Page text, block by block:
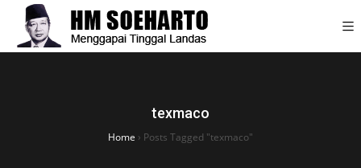
texmaco
Home › Posts Tagged "texmaco"